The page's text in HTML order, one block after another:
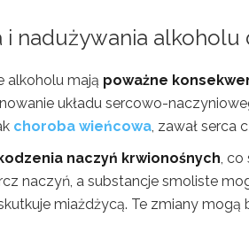
i nadużywania alkoholu
alkoholu mają poważne
układu sercowo-
choroba wieńcowa, zawał serca
naczyń krwionośnych, co
naczyń, a substancje smoliste
miażdżycą. Te zmiany mogą